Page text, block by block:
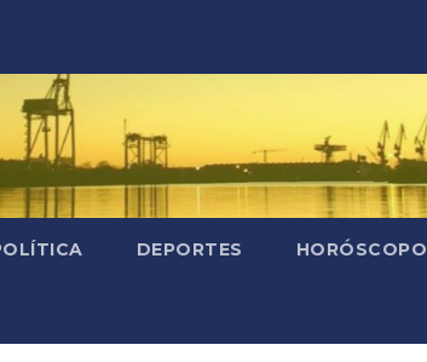
DEPORTES HORÓSCOPO